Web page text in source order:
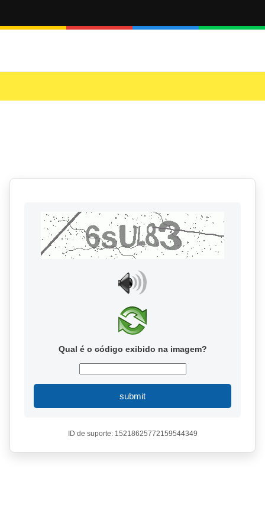
Qual é o código exibido na imagem?
submit
ID de suporte: 15218625772159544349